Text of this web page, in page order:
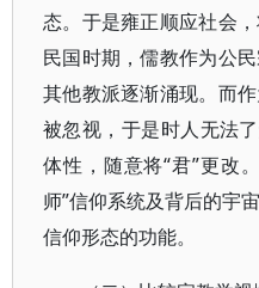
态。于是雍正顺应社会
民国时期，儒教作为公
其他教派逐渐涌现。而
被忽视，于是时人无法
体性，随意将“君”更改
师”信仰系统及背后的宇
信仰形态的功能。